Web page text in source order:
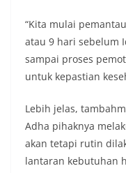
“Kita mulai
atau 9 hari sebelum
sampai proses
untuk kepastian
Lebih jelas,
Adha pihaknya
akan tetapi rutin
lantaran kebutuhan